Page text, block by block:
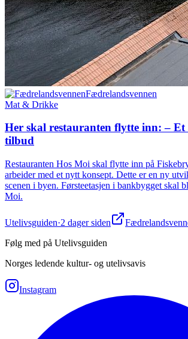
Fædrelandsvennen
Mat & Drikke
Her skal restau­ranten flytte inn: – Et
tilbud
Restauranten Hos Moi skal flytte inn på
arbeider med et nytt konsept. Dette er en ny
scenen i byen. Førsteetasjen i bankbygget skal
Moi.
Utelivsguiden·2 dager siden
Følg med på Utelivsguiden
Norges ledende kultur- og utelivsavis
Instagram